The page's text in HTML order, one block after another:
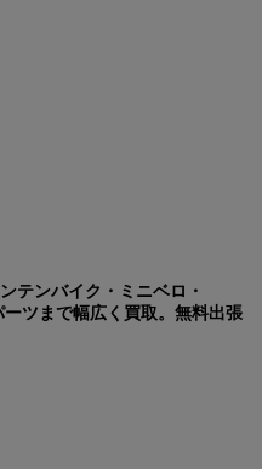
テンバイク・ミニベロ・
ツまで幅広く買取。無料出張